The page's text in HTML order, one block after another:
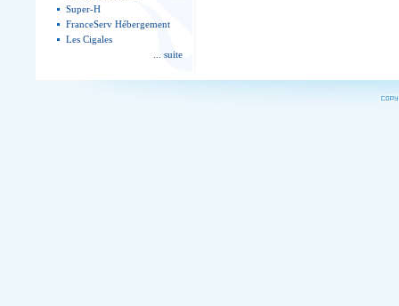
Super-H
FranceServ Hébergement
Les Cigales
... suite